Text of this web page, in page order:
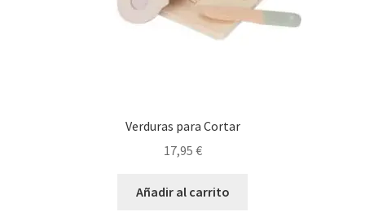
Verduras para Cortar
17,95 €
Añadir al carrito